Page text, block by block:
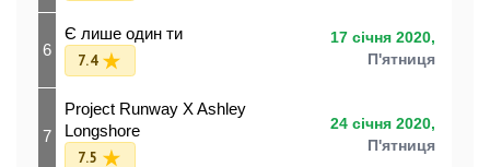
6
Є лише один ти
7.4
17 січня 2020,
П'ятниця
7
Project Runway X Ashley
Longshore
7.5
24 січня 2020,
П'ятниця